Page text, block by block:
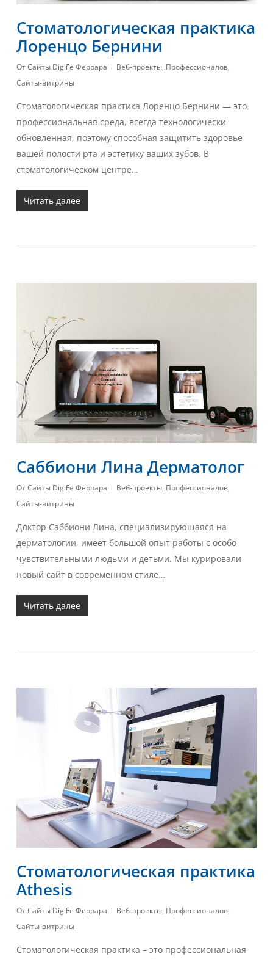
Стоматологическая практика
Лоренцо Бернини
ОтСайты DigiFe Феррара Веб-проекты, Профессионалов,
Сайты-витрины
Стоматологическая практика Лоренцо Бернини — это
профессиональная среда, всегда технологически
обновленная, поэтому способная защитить здоровье
вашей полости рта и эстетику ваших зубов. В
стоматологическом центре…
Читать далее
Саббиони Лина Дерматолог
ОтСайты DigiFe Феррара Веб-проекты, Профессионалов,
Сайты-витрины
Доктор Саббиони Лина, специализирующаяся на
дерматологии, имеет большой опыт работы с особо
чувствительными людьми и детьми. Мы курировали
новый сайт в современном стиле…
Читать далее
Стоматологическая практика
Athesis
ОтСайты DigiFe Феррара Веб-проекты, Профессионалов,
Сайты-витрины
Стоматологическая практика – это профессиональная